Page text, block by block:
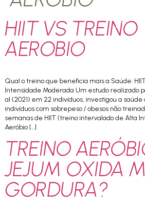
PT
HIIT VS TREINO
AEROBIO
Qual o treino que beneficia mais a Saúde:
Intensidade Moderada Um estudo realizado
al (2021) em 22 indivíduos, investigou a
indivíduos com sobrepeso / obesos não
semanas de HIIT (treino intervalado de Alta
Aeróbio […]
TREINO
JEJUM OXIDA
GORDURA?